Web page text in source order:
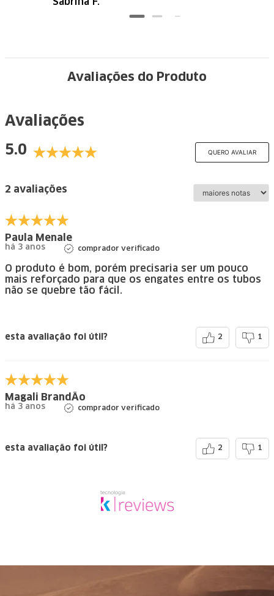
Avaliações do Produto
Avaliações
5.0
QUERO AVALIAR
2 avaliações
Paula Menale
há 3 anos comprador verificado
O produto é bom, porém precisaria ser um pouco
mais reforçado para que os engates entre os tubos
não se quebre tão fácil.
esta avaliação foi útil? 2 1
Magali BrandÃo
há 3 anos comprador verificado
esta avaliação foi útil? 2 1